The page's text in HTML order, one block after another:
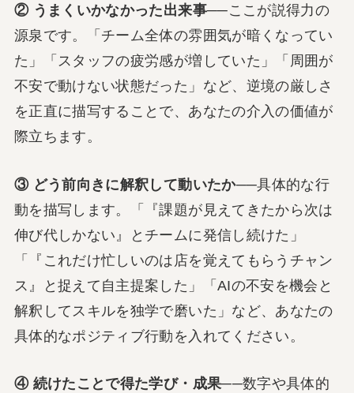
② うまくいかなかった出来事──ここが説得力の
源泉です。「チーム全体の雰囲気が暗くなってい
た」「スタッフの疲労感が増していた」「周囲が
不安で動けない状態だった」など、逆境の厳しさ
を正直に描写することで、あなたの介入の価値が
際立ちます。
③ どう前向きに解釈して動いたか──具体的な行
動を描写します。「『課題が見えてきたから次は
伸び代しかない』とチームに発信し続けた」
「『これだけ忙しいのは店を覚えてもらうチャン
ス』と捉えて自主提案した」「AIの不安を機会と
解釈してスキルを独学で磨いた」など、あなたの
具体的なポジティブ行動を入れてください。
④ 続けたことで得た学び・成果──数字や具体的